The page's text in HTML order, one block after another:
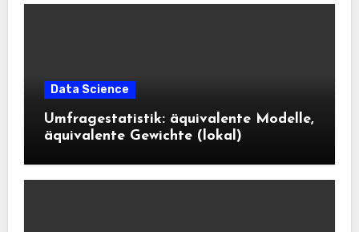
Data Science
Umfragestatistik: äquivalente Modelle,
äquivalente Gewichte (lokal)